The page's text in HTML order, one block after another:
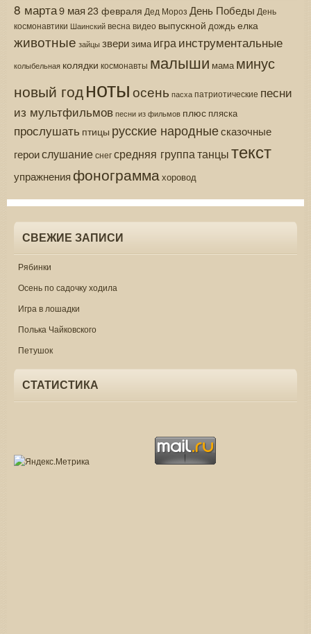
8 марта9 мая 23 февраля Дед Мороз День Победы День
космонавтики Шаинскийвесна видео выпускной дождь елка
животные зайцы зверизима играинструментальные
колыбельная колядки космонавты малыши мама минус
новый годнотыосень пасха патриотические песни
из мультфильмов песни из фильмов плюс пляска
прослушать птицы русские народныесказочные
героислушаниеснегсредняя группатанцытекст
упражнения фонограммахоровод
СВЕЖИЕ ЗАПИСИ
Рябинки
Осень по садочку ходила
Игра в лошадки
Полька Чайковского
Петушок
СТАТИСТИКА